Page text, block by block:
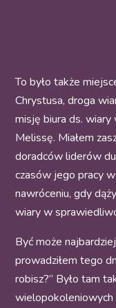
To było także
Chrystusa, droga
misję biura ds.
Melissę. Miałem
doradców liderów
czasów jego pracy
nawróceniu, gdy
wiary w
Być może
prowadziłem tego
robisz?” Było tam
wielopokoleniowych